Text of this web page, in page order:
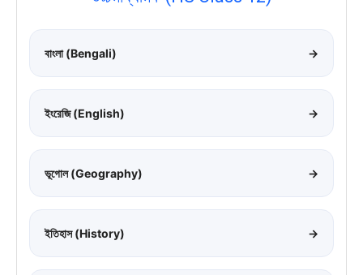
বাংলা (Bengali) →
ইংরেজি (English) →
ভূগোল (Geography) →
ইতিহাস (History) →